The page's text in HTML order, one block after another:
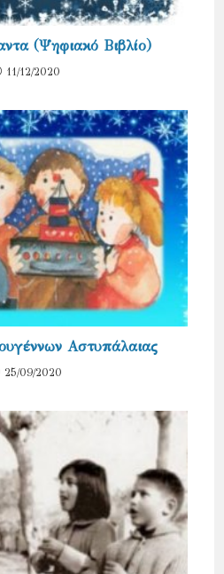
(Ψηφιακό Βιβλίο)
11/12/2020
Αστυπάλαιας
25/09/2020